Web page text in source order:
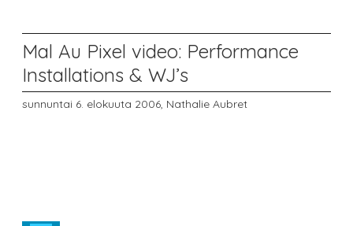
Mal Au Pixel video: Performance
Installations & WJ’s
sunnuntai 6. elokuuta 2006, Nathalie Aubret